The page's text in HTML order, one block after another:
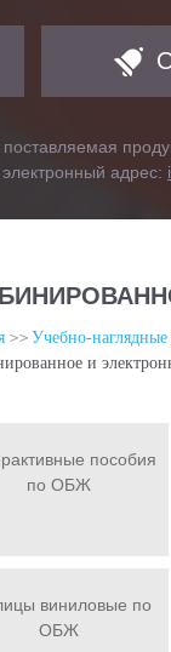
поставляемая
адрес:
Учебно-
и
пособия
по ОБЖ
виниловые по
ОБЖ